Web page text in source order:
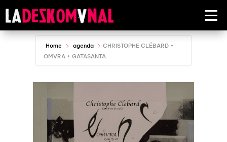
Home agenda
CHRISTOPHE CLÉBARD +
OMVRA + GATASANTA